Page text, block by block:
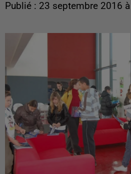
Publié : 23 septembre 2016